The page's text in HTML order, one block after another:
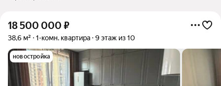
18 500 000 ₽
38,6 м² 1-комн. квартира 9 этаж из 10
новостройка